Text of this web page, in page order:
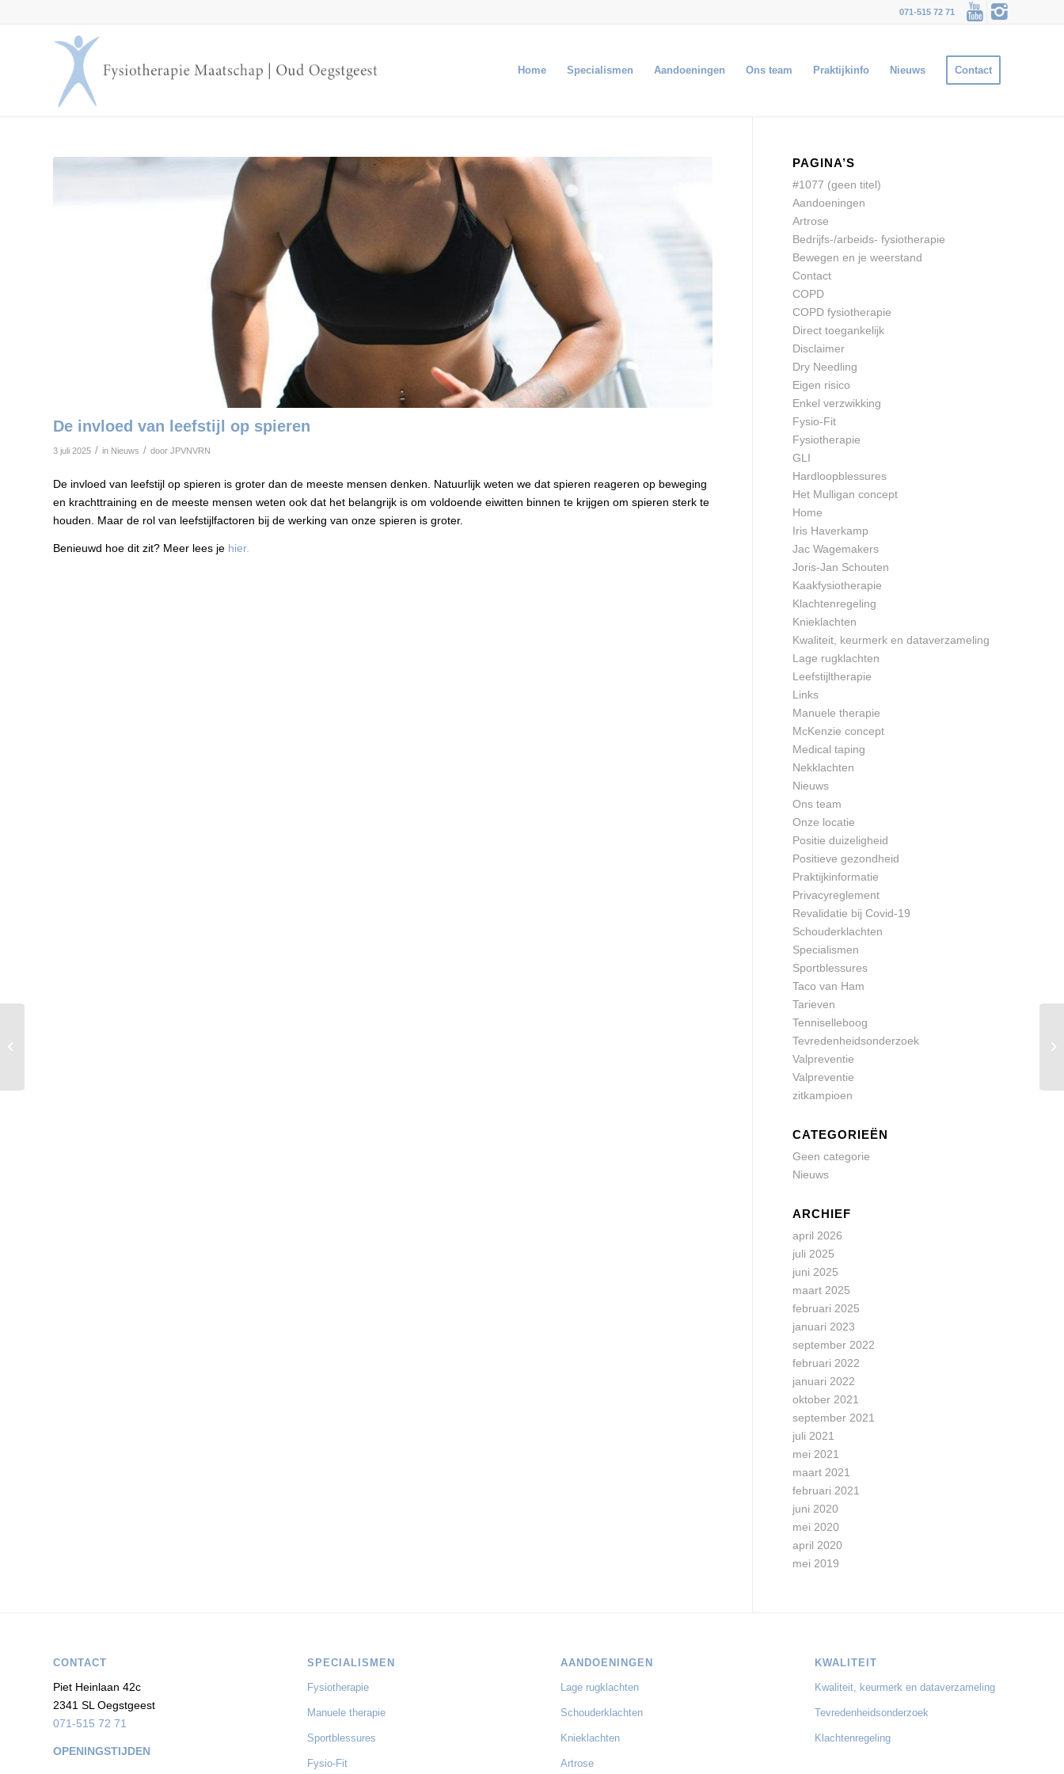
071-515 72 71
Home Specialismen Aandoeningen Ons team Praktijkinfo Nieuws Contact
De invloed van leefstijl op spieren
3 juli 2025 / in Nieuws / door JPVNVRN
De invloed van leefstijl op spieren is groter dan de meeste mensen denken. Natuurlijk weten we dat spieren reageren op beweging
en krachttraining en de meeste mensen weten ook dat het belangrijk is om voldoende eiwitten binnen te krijgen om spieren sterk te
houden. Maar de rol van leefstijlfactoren bij de werking van onze spieren is groter.
Benieuwd hoe dit zit? Meer lees je hier.
PAGINA’S
#1077 (geen titel)
Aandoeningen
Artrose
Bedrijfs-/arbeids- fysiotherapie
Bewegen en je weerstand
Contact
COPD
COPD fysiotherapie
Direct toegankelijk
Disclaimer
Dry Needling
Eigen risico
Enkel verzwikking
Fysio-Fit
Fysiotherapie
GLI
Hardloopblessures
Het Mulligan concept
Home
Iris Haverkamp
Jac Wagemakers
Joris-Jan Schouten
Kaakfysiotherapie
Klachtenregeling
Knieklachten
Kwaliteit, keurmerk en dataverzameling
Lage rugklachten
Leefstijltherapie
Links
Manuele therapie
McKenzie concept
Medical taping
Nekklachten
Nieuws
Ons team
Onze locatie
Positie duizeligheid
Positieve gezondheid
Praktijkinformatie
Privacyreglement
Revalidatie bij Covid-19
Schouderklachten
Specialismen
Sportblessures
Taco van Ham
Tarieven
Tenniselleboog
Tevredenheidsonderzoek
Valpreventie
Valpreventie
zitkampioen
CATEGORIEËN
Geen categorie
Nieuws
ARCHIEF
april 2026
juli 2025
juni 2025
maart 2025
februari 2025
januari 2023
september 2022
februari 2022
januari 2022
oktober 2021
september 2021
juli 2021
mei 2021
maart 2021
februari 2021
juni 2020
mei 2020
april 2020
mei 2019
CONTACT
Piet Heinlaan 42c
2341 SL Oegstgeest
071-515 72 71
OPENINGSTIJDEN
SPECIALISMEN
Fysiotherapie
Manuele therapie
Sportblessures
Fysio-Fit
AANDOENINGEN
Lage rugklachten
Schouderklachten
Knieklachten
Artrose
KWALITEIT
Kwaliteit, keurmerk en dataverzameling
Tevredenheidsonderzoek
Klachtenregeling